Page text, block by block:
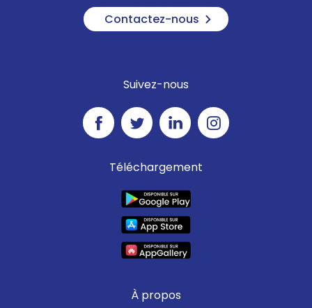
Contactez-nous
Suivez-nous
Téléchargement
À propos